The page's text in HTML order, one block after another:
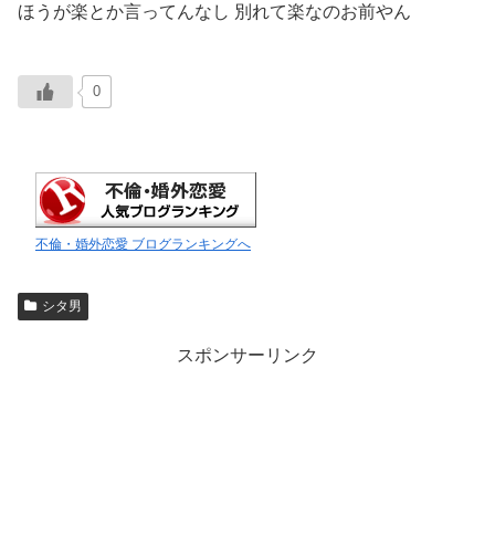
ほうが楽とか言ってんなし 別れて楽なのお前やん
0
不倫・婚外恋愛 ブログランキングへ
シタ男
スポンサーリンク